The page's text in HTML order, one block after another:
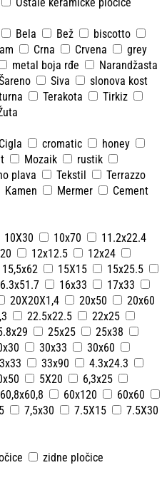
Ostale keramičke pločice
Bela Bež
biscotto
Crna Crvena
grey
metal boja rđe
Narandžasta
Siva
slonova kost
Terakota
Tirkiz
Cigla cromatic
honey
Mozaik
rustik
plava Tekstil
Terrazzo
Kamen Mermer
Cement
10X30 10x70
11.2x22.4
12x12.5
12x24
15,5x62 15X15
15x25.5
16x33
17x33
20X20X1,4 20x50
20x60
22.5x22.5
22x25
25x25
25x38
30x33
30x60
33x90
4.3x24.3
5X20
6,3x25
60,8x60,8 60x120
60x60
7,5x30 7.5X15
7.5X30
zidne pločice